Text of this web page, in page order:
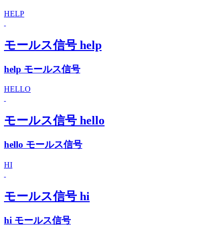
HELP
モールス信号 help
help モールス信号
HELLO
モールス信号 hello
hello モールス信号
HI
モールス信号 hi
hi モールス信号